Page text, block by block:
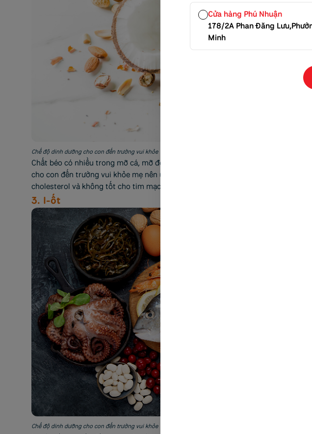
Chế độ dinh dưỡng cho con đến trường vui khỏe
Chất béo có nhiều trong mỡ cá, mỡ động vật, dầu thực vật… tuy nhiên không
cho con đến trường vui khỏe mẹ nên ưu tiên chất béo từ thực vật và cá. Nếu
cholesterol và không tốt cho tim mạch.
3. I-ốt
Chế độ dinh dưỡng cho con đến trường vui khỏe
Cửa hàng Phú Nhuận
178/2A Phan Đăng
Minh